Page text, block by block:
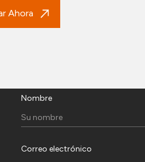
Ahora
Nombre
Correo electrónico